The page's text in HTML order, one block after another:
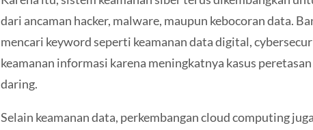
dari ancaman hacker, malware, maupun kebocoran data.
mencari keyword seperti keamanan data digital,
keamanan informasi karena meningkatnya kasus
daring.
Selain keamanan data, perkembangan cloud computing